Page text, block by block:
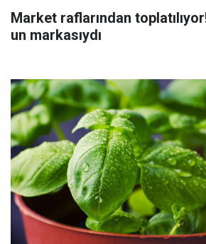
Market raflarından
un markasıydı